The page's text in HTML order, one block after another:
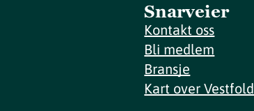
Snarveier
Kontakt oss
Bli medlem
Bransje
Kart over Vestfold